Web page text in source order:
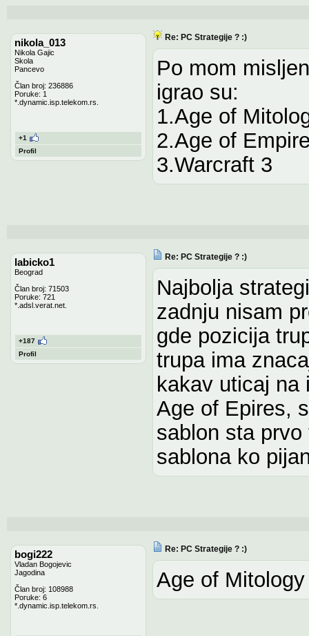
nikola_013
Nikola Gajic
Skola
Pancevo
Član broj: 236886
Poruke: 1
*.dynamic.isp.telekom.rs.
+1
Profil
Re: PC Strategije ? :)
Po mom
igrao su:
1.Age of
2.Age of
3.Warcraft 3
labicko1
Beograd
Član broj: 71503
Poruke: 721
*.adsl.verat.net.
+187
Profil
Re: PC Strategije ? :)
Najbolja
zadnju nisam
gde pozicija
trupa ima
kakav uticaj na
Age of Epires,
sablon sta
sablona ko
bogi222
Vladan Bogojevic
Jagodina
Član broj: 108988
Poruke: 6
*.dynamic.isp.telekom.rs.
Re: PC Strategije ? :)
Age of Mitology